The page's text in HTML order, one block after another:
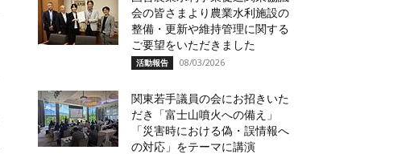
会の皆さまより農業水利施設の
整備・更新や維持管理に関する
ご要望をいただきました
活動報告 08/03/2026
関東若手議員の会にお招きいた
だき「富士山噴火への備え」
「災害時における偽・誤情報へ
の対応」をテーマに講演